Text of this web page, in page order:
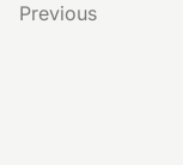
Previous